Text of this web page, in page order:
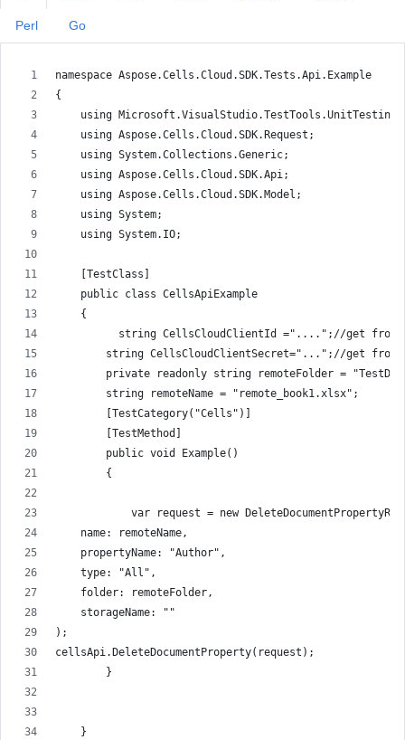
namespace Aspose.Cells.Cloud.SDK.Tests.Api.Example
{
    using Microsoft.VisualStudio.TestTools.UnitTesting;
    using Aspose.Cells.Cloud.SDK.Request;
    using System.Collections.Generic;
    using Aspose.Cells.Cloud.SDK.Api;
    using Aspose.Cells.Cloud.SDK.Model;
    using System;
    using System.IO;
    [TestClass]
    public class CellsApiExample
    {
string CellsCloudClientId ="....";//get
string CellsCloudClientSecret="...";//get
private readonly string remoteFolder =
        string remoteName = "remote_book1.xlsx";
        [TestCategory("Cells")]
        [TestMethod]
        public void Example()
        {
var request = new
    name: remoteName,
    propertyName: "Author",
    type: "All",
    folder: remoteFolder,
    storageName: ""
);
cellsApi.DeleteDocumentProperty(request);
        }
    }
Perl Go